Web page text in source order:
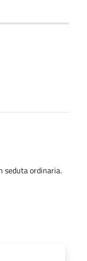
seduta ordinaria.